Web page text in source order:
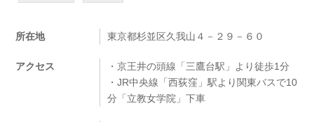
所在地 東京都杉並区久我山４－２９－６０
アクセス
・京王井の頭線「三鷹台駅」より徒歩1分
・JR中央線「西荻窪」駅より関東バスで10
分「立教女学院」下車